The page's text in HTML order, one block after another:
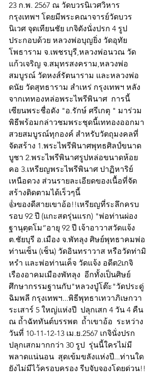
23 ก.พ. 2567 ณ วัดบวรนิเวศวิหาร
กรุงเทพฯ โดยมีพระคณาจารย์วัดบวร
นิเวศ จุดเทียนชัย เกจิดังนั่งปรก 4 รูป
ประกอบด้วย หลวงพ่อบุญยิ่ง วัดอุทัย
โพธาราม จ.เพชรบุรี,หลวงพ่อนวณ วัด
แก้วเจริญ จ.สมุทรสงคราม,หลวงพ่อ
สมบูรณ์ วัดหงส์รัตนาราม และหลวงพ่อ
ดนัย วัดสุทธาราม สำเหร่ กรุงเทพฯ หลัง
จากเททองหล่อพระไพรีพินาศ  การนี้
เซียนพระชื่อดัง "อ.รักษ์ ศรีเกตุ " มาร่วม
พิธีพร้อมกล่าวชมพระชุดนี้เททองออกมา
สวยสมบูรณ์ทุกองค์ สำหรับวัตถุมงคลที่
จัดสร้าง 1.พระไพรีพินาศพุทธศิลป์ขนาด
บูชา 2.พระไพรีพินาศรูปหล่อขนาดห้อย
คอ 3.เหรียญพระไพรีพินาศ ปาฏิหาริย์
เหนือดวง ส่วนรายละเอียดของเนื้อที่จัด
สร้างติดตามได้เร็วๆนี้
👍ของดีสายเขาอ้อ!!เหรียญที่ระลึกครบ
รอบ 92 ปี (แกะสดรุ่นแรก) "พ่อท่านผ่อง
ฐานุตฺตโม”อายุ 92 ปี เจ้าอาวาสวัดแจ้ง
ต.ชัยบุรี อ.เมือง จ.พัทลุง ศิษย์พุทธาคมพ่อ
ท่านเซ็น (เช็น) วัดอินทราวาส หรือวัดท่ามิ
หรำ และพ่อท่านเค็จ วัดแจ้ง อดีต2เกจิ
เรืองอาคมเมืองพัทลุง  อีกทั้งเป็นศิษย์
ศึกษากรรมฐานกับ"หลวงปู่โต๊ะ"วัดประดู่
ฉิมพลี กรุงเทพฯ...พิธีพุทธาเทวาภิเษกวา
ระเสาร์ 5 ใหญ่แห่งปี  ปลุกเสก 4 วัน 4 คืน
ณ ถ้ำฉัททันต์บรรพต  ถ้ำเขาอ้อ  ระหว่าง
วันที่ 10-11-12-13 เม.ย.2567 เกจินั่งปรก
ปลุกเสกมากกว่า 30 รูป  รุ่นนี้ใครไม่มี
พลาดแน่นอน  สุดเข้มขลังแห่งปี...ท่านใด
ยังไม่มีไว้ครอบครอง รีบจับจองโดยด่วน!!